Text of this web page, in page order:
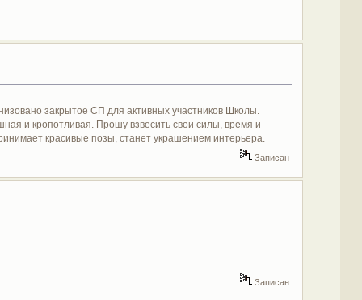
закрытое СП для активных участников Школы.
и кропотливая. Прошу взвесить свои силы, время и
красивые позы, станет украшением интерьера.
Записан
Записан